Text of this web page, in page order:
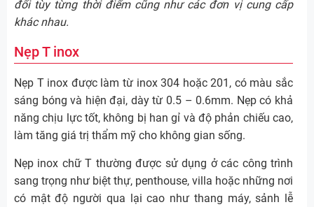
đổi tùy từng thời điểm cũng như các đơn vị cung cấp
khác nhau.
Nẹp T inox
Nẹp T inox được làm từ inox 304 hoặc 201, có màu sắc
sáng bóng và hiện đại, dày từ 0.5 – 0.6mm. Nẹp có khả
năng chịu lực tốt, không bị han gỉ và độ phản chiếu cao,
làm tăng giá trị thẩm mỹ cho không gian sống.
Nẹp inox chữ T thường được sử dụng ở các công trình
sang trọng như biệt thự, penthouse, villa hoặc những nơi
có mật độ người qua lại cao như thang máy, sảnh lễ